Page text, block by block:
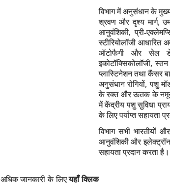
विभाग में अनुसंधान के मुख्य
श्रवण और दृश्य मार्ग,
आनुवंशिकी, प्री-
स्टीरियोलॉजी आधारित
ऑटोफैगी और सेल
इकोटॉक्सिकोलॉजी,
प्लास्टिनेशन तथा कैंसर
अनुसंधान रोगियों, पशु
के रक्त और ऊतक के
में केंद्रीय पशु सुविधा
के लिए पर्याप्त सहायता
विभाग सभी भारतीयों
आनुवंशिकी और इलेक्ट्रॉन
सहायता प्रदान करता है।
अधिक जानकारी के लिएयहाँ क्लिक